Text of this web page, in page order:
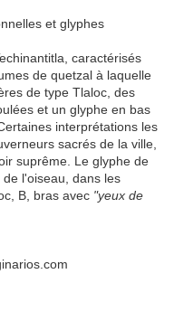
et glyphes
caractérisés
de quetzal à laquelle
de type Tlaloc, des
et un glyphe en bas
interprétations les
sacrés de la ville,
suprême. Le glyphe de
l'oiseau, dans les
B, bras avec "yeux de